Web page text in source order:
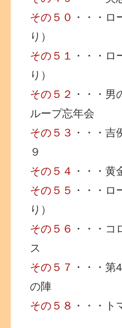
その５０ ・・・ロ
り）
その５１ ・・・ロ
り）
その５２ ・・・男
ループ忘年会
その５３ ・・・
９
その５４ ・・・黄
その５５ ・・・ロ
り）
その５６ ・・・コ
ス
その５７ ・・・第
の陣
その５８ ・・・ト